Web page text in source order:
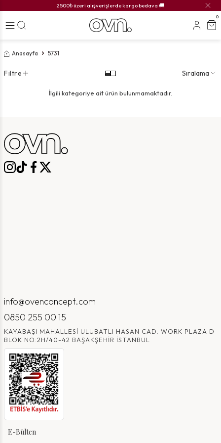
2500₺ üzeri alışverişlerde kargo bedava 🚚
0
Anasayfa 5731
Filtre Sıralama
İlgili kategoriye ait ürün bulunmamaktadır.
info@ovenconcept.com
0850 255 00 15
KAYABAŞI MAHALLESI ULUBATLI HASAN CAD. WORK PLAZA D
BLOK NO:2H/40-42 BAŞAKŞEHIR İSTANBUL
E-Bülten